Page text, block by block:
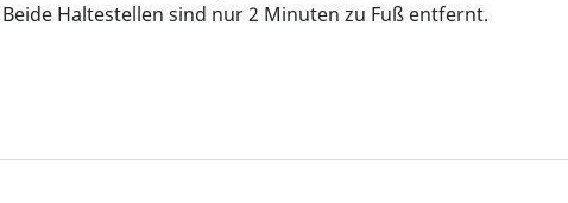
Beide Haltestellen sind nur 2 Minuten zu Fuß entfernt.